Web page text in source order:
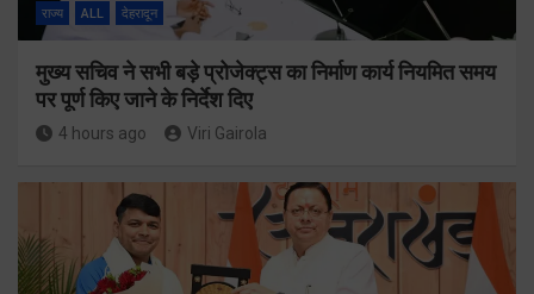
राज्य ALL देहरादून
मुख्य सचिव ने सभी बड़े प्रोजेक्ट्स का निर्माण कार्य नियमित समय
पर पूर्ण किए जाने के निर्देश दिए
4 hours ago Viri Gairola